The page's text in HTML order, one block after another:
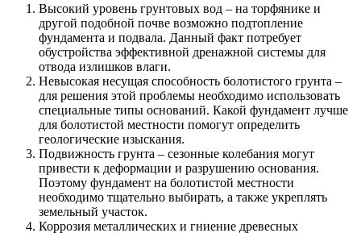
Высокий уровень грунтовых вод – на торфянике и
другой подобной почве возможно подтопление
фундамента и подвала. Данный факт потребует
обустройства эффективной дренажной системы для
отвода излишков влаги.
Невысокая несущая способность болотистого грунта –
для решения этой проблемы необходимо использовать
специальные типы оснований. Какой фундамент лучше
для болотистой местности помогут определить
геологические изыскания.
Подвижность грунта – сезонные колебания могут
привести к деформации и разрушению основания.
Поэтому фундамент на болотистой местности
необходимо тщательно выбирать, а также укреплять
земельный участок.
Коррозия металлических и гниение древесных